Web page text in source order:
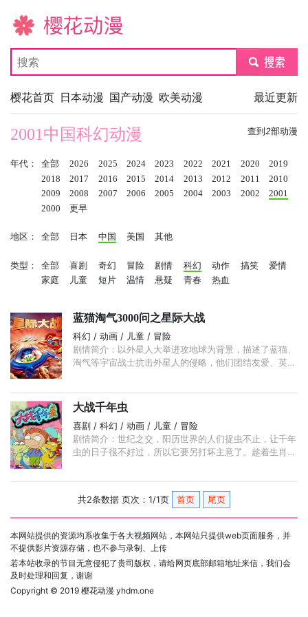
樱花动漫
submit
樱花首页 日本动漫 国产动漫 欧美动漫 最近更新
查到 2部动漫
2001中国科幻动漫
年代： 全部 2026 2025 2024 2023 2022 2021 2020
2019
2018
2017 2016 2015 2014 2013 2012 2011
2010
2009
2008 2007 2006 2005 2004 2003 2002
2001
2000
更早
地区： 全部 日本 中国 美国 其他
类型： 全部 喜剧 奇幻 冒险 剧情 科幻 动作 搞笑
爱情
家庭
儿童 短片 温情 悬疑 青春 热血
蓝猫淘气3000问之星际大战
科幻 / 动画 / 儿童 / 冒险
剧情简介：以外星人大举进攻地球为背景，描述了蓝猫、
淘气等宇宙战士抗击外星人的侵略，他们团结友爱、英勇
大战千年虫
喜剧 / 科幻 / 动画 / 儿童 / 冒险
剧情简介：世纪之交，阳历世界的人们捉虫不止，让千年
虫的日子很不好过，所以它要另打坏主意了。趁着生肖兔
共2条数据 页次：1/1页 首页 尾页
本网站提供的资源均系收集于各大视频网站，本网站只提供web页面服务，并
不提供影片资源存储，也不参与录制、上传
若本站收录的节目无意侵犯了贵司版权，请给网页底部邮箱地址来信，我们会
及时处理和回复，谢谢
Copyright © 2019 樱花动漫 yhdm.one